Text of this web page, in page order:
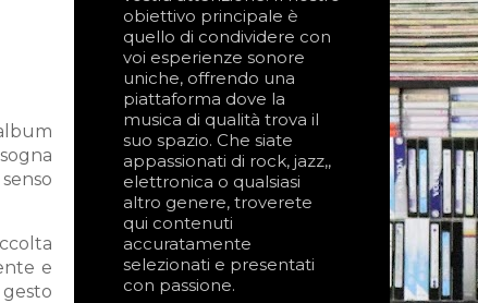
e
obiettivo principale è
quello di condividere con
voi esperienze sonore
uniche, offrendo una
piattaforma dove la
musica di qualità trova il
suo spazio. Che siate
appassionati di rock, jazz,,
elettronica o qualsiasi
altro genere, troverete
qui contenuti
accuratamente
selezionati e presentati
con passione.